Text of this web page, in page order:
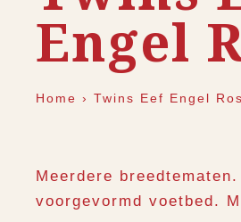
Engel
Home › Twins Eef Engel
Meerdere
voorgevormd voetbed.